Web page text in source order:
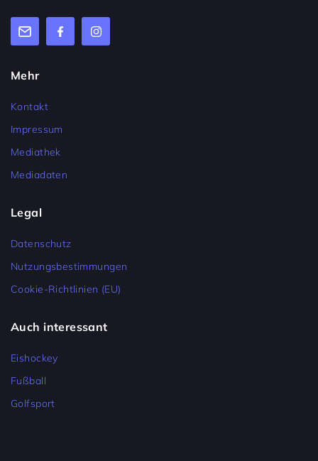
Mehr
Kontakt
Impressum
Mediathek
Mediadaten
Legal
Datenschutz
Nutzungsbestimmungen
Cookie-Richtlinien (EU)
Auch interessant
Eishockey
Fußball
Golfsport